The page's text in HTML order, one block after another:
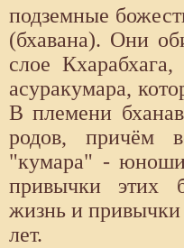
подземные
(бхавана). Они
слое
асуракумара,
В племени
родов, причём
"кумара" -
привычки этих
жизнь и
лет.